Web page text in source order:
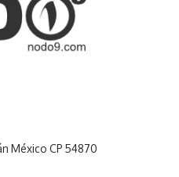
México CP 54870